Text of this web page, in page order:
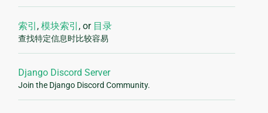
索引 ,模块索引 , or 目录
查找特定信息时比较容易
Django Discord Server
Join the Django Discord Community.